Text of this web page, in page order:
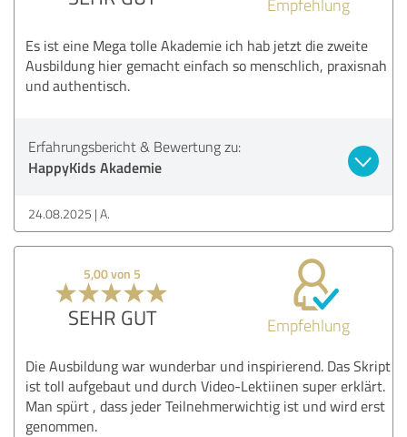
Es ist eine Mega tolle Akademie ich hab jetzt die zweite
Ausbildung hier gemacht einfach so menschlich, praxisnah
und authentisch.
Erfahrungsbericht & Bewertung zu:
HappyKids Akademie
24.08.2025 A.
5,00 von 5
SEHR GUT Empfehlung
Die Ausbildung war wunderbar und inspirierend. Das Skript
ist toll aufgebaut und durch Video-Lektiinen super erklärt.
Man spürt , dass jeder Teilnehmerwichtig ist und wird erst
genommen.